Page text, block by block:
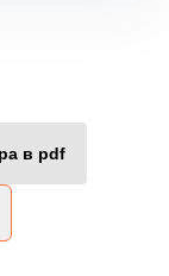
в pdf